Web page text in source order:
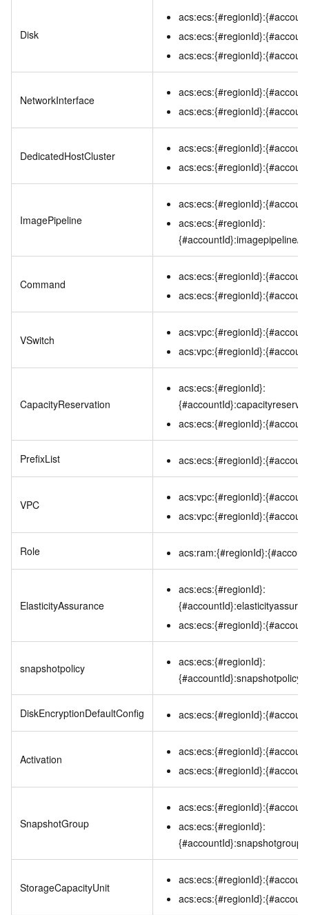
Disk
NetworkInterface
DedicatedHostCluster
ImagePipeline
acs:ecs:{#regionId}:
{#accountId}:imagepipeline/
Command
VSwitch
CapacityReservation
acs:ecs:{#regionId}:
PrefixList
VPC
Role
ElasticityAssurance
acs:ecs:{#regionId}:
snapshotpolicy
acs:ecs:{#regionId}:
{#accountId}:snapshotpolicy/
DiskEncryptionDefaultConfig
Activation
SnapshotGroup
acs:ecs:{#regionId}:
StorageCapacityUnit